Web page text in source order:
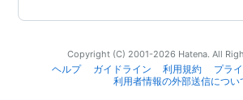
Copyright (C) 2001-2026 Hatena. All
ヘルプ
ガイドライン 利用規約
プラ
利用者情報の外部送信につい